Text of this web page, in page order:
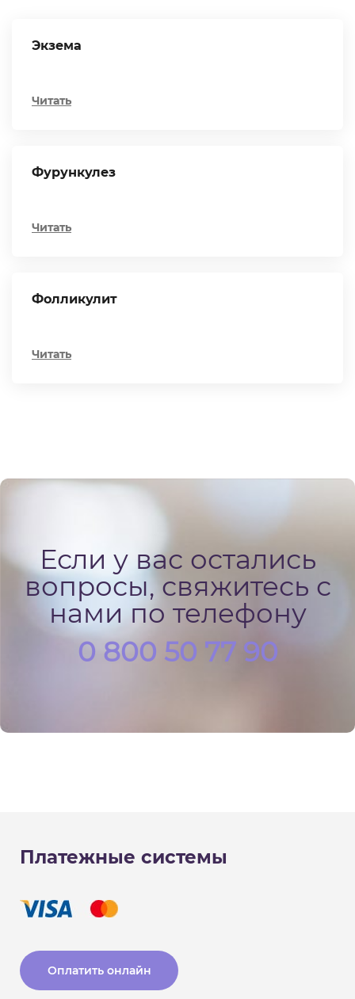
Экзема
Читать
Фурункулез
Читать
Фолликулит
Читать
Если у вас остались
вопросы, свяжитесь с
нами по телефону
0 800 50 77 90
Платежные системы
Оплатить онлайн